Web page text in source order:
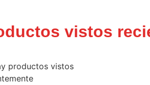
vistos
productos vistos